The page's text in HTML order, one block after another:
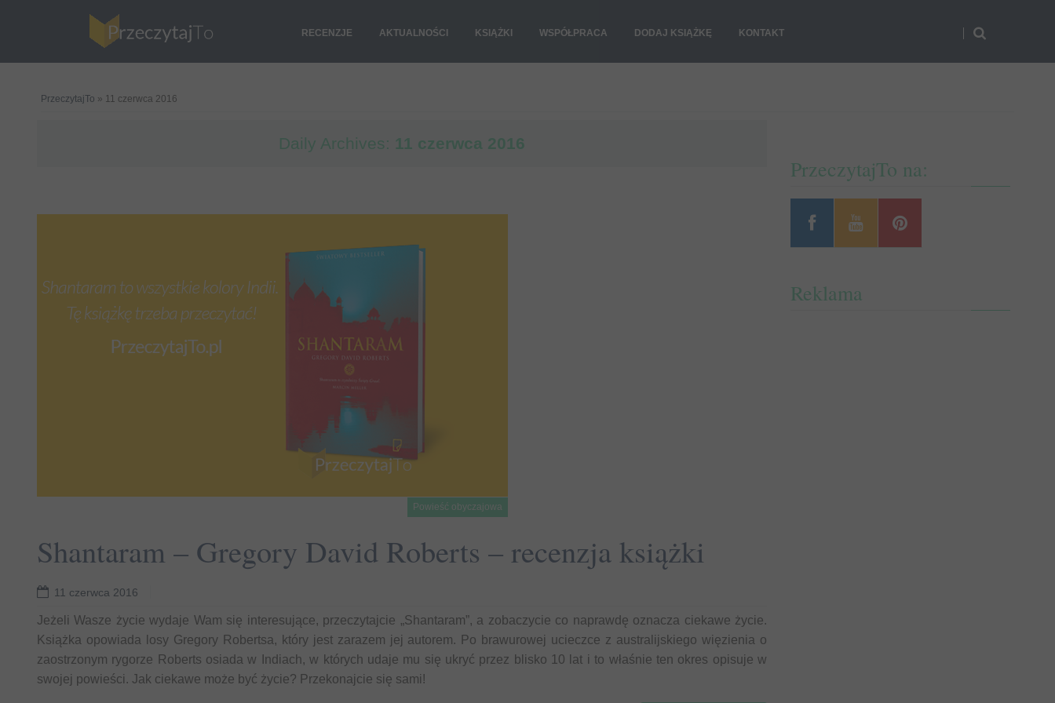
RECENZJE AKTUALNOŚCI KSIĄŻKI WSPÓŁPRACA DODAJ KSIĄŻKĘ KONTAKT
PrzeczytajTo » 11 czerwca 2016
Daily Archives: 11 czerwca 2016
Powieść obyczajowa
Shantaram – Gregory David Roberts – recenzja książki
11 czerwca 2016
Jeżeli Wasze życie wydaje Wam się interesujące, przeczytajcie „Shantaram”, a zobaczycie co naprawdę oznacza ciekawe życie.
Książka opowiada losy Gregory Robertsa, który jest zarazem jej autorem. Po brawurowej ucieczce z australijskiego więzienia o
zaostrzonym rygorze Roberts osiada w Indiach, w których udaje mu się ukryć przez blisko 10 lat i to właśnie ten okres opisuje w
swojej powieści. Jak ciekawe może być życie? Przekonajcie się sami!
PrzeczytajTo na:
Reklama